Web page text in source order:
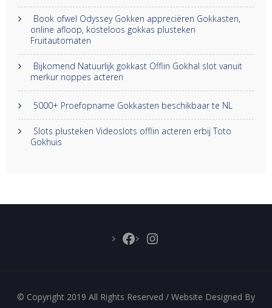
Book ofwel Odyssey Gokken appreciëren Gokkasten,
online afloop, kosteloos gokkas plusteken
Fruitautomaten
Bijkomend Natuurlijk gokkast Offlin Gokhal slot vanuit
merkur noppes acteren
5000+ Proefopname Gokkasten beschikbaar te NL
Slots plusteken Videoslots offlin acteren erbij Toto
Gokhuis
Facebook
Instagram
© Copyright 2019 All Rights Reserved / Website Designed By